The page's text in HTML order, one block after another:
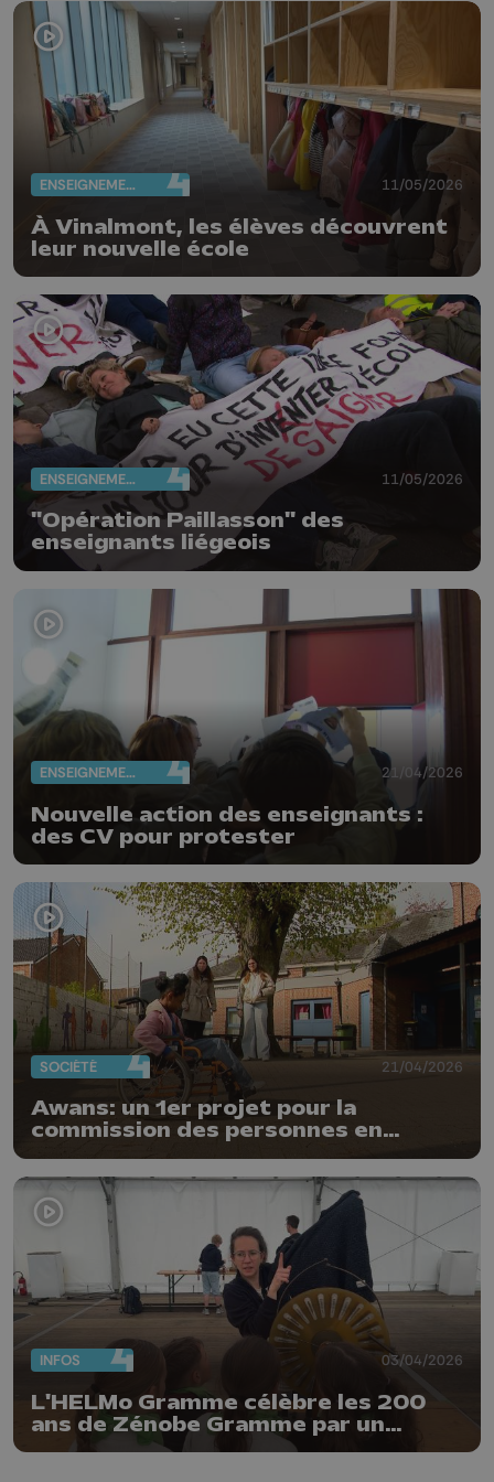
ENSEIGNEMENT 11/05/2026
À Vinalmont, les élèves découvrent
leur nouvelle école
ENSEIGNEMENT 11/05/2026
"Opération Paillasson" des
enseignants liégeois
ENSEIGNEMENT 21/04/2026
Nouvelle action des enseignants :
des CV pour protester
SOCIÉTÉ 21/04/2026
Awans: un 1er projet pour la
commission des personnes en
INFOS 03/04/2026
L'HELMo Gramme célèbre les 200
ans de Zénobe Gramme par un
"Dynamo Day"